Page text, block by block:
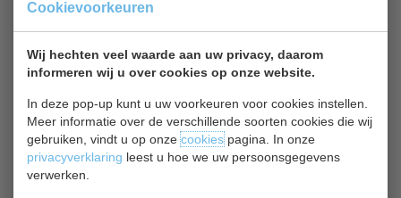
Cookievoorkeuren
Wij hechten veel waarde aan uw privacy, daarom
informeren wij u over cookies op onze website.
In deze pop-up kunt u uw voorkeuren voor cookies instellen.
Meer informatie over de verschillende soorten cookies die wij
gebruiken, vindt u op onzecookiespagina. In onze
privacyverklaring leest u hoe we uw persoonsgegevens
verwerken.
Voedselbakken bekijken
Kilner GG 781